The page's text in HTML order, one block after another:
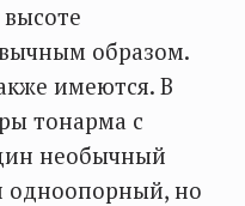
образом.
имеются. В
тонарма с
необычный
одноопорный, но